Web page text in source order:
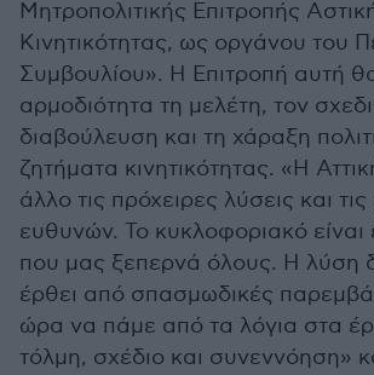
Μητροπολιτικής Επιτροπής
Κινητικότητας, ως οργάνου του
Συμβουλίου». Η Επιτροπή αυτή
αρμοδιότητα τη μελέτη, τον
διαβούλευση και τη χάραξη
ζητήματα κινητικότητας. «Η
άλλο τις πρόχειρες λύσεις και
ευθυνών. Το κυκλοφοριακό
που μας ξεπερνά όλους. Η λύση
έρθει από σπασμωδικές
ώρα να πάμε από τα λόγια στα
τόλμη, σχέδιο και συνεννόηση»